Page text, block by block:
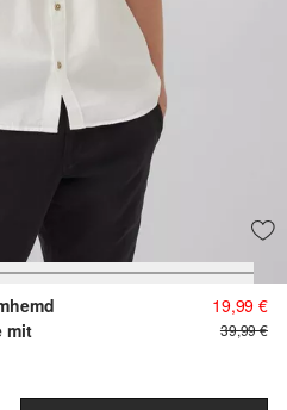
mit
19,99 €
39,99 €